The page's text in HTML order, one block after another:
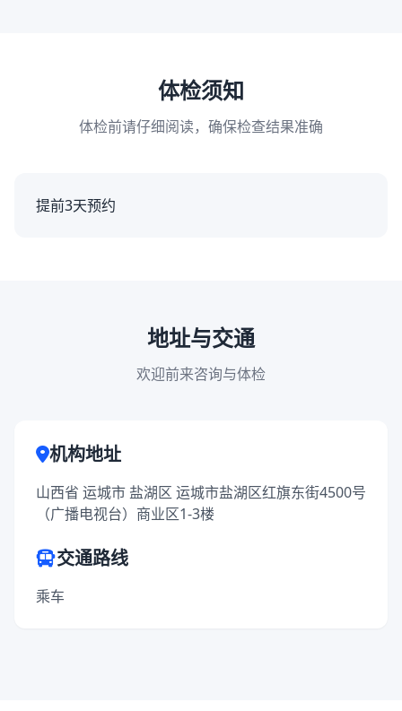
体检须知
体检前请仔细阅读，确保检查结果准确
提前3天预约
地址与交通
欢迎前来咨询与体检
机构地址
山西省 运城市 盐湖区 运城市盐湖区红旗东街4500号
（广播电视台）商业区1-3楼
交通路线
乘车